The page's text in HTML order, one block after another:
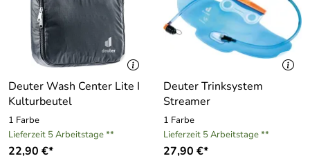
Deuter Wash Center Lite I
Kulturbeutel
1 Farbe
Lieferzeit 5 Arbeitstage **
22,90 €*
Deuter Trinksystem
Streamer
1 Farbe
Lieferzeit 5 Arbeitstage **
27,90 €*